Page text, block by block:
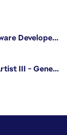
Développeur de logiciels III/Audio Software Developer III - Battlefield
Artiste audio III (généraliste) / Audio Artist III - Generalist